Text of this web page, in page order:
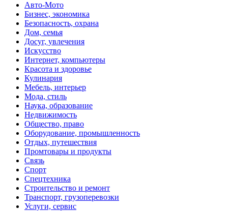
Авто-Мото
Бизнес, экономика
Безопасность, охрана
Дом, семья
Досуг, увлечения
Искусство
Интернет, компьютеры
Красота и здоровье
Кулинария
Мебель, интерьер
Мода, стиль
Наука, образование
Недвижимость
Общество, право
Оборудование, промышленность
Отдых, путешествия
Промтовары и продукты
Связь
Спорт
Спецтехника
Строительство и ремонт
Транспорт, грузоперевозки
Услуги, сервис